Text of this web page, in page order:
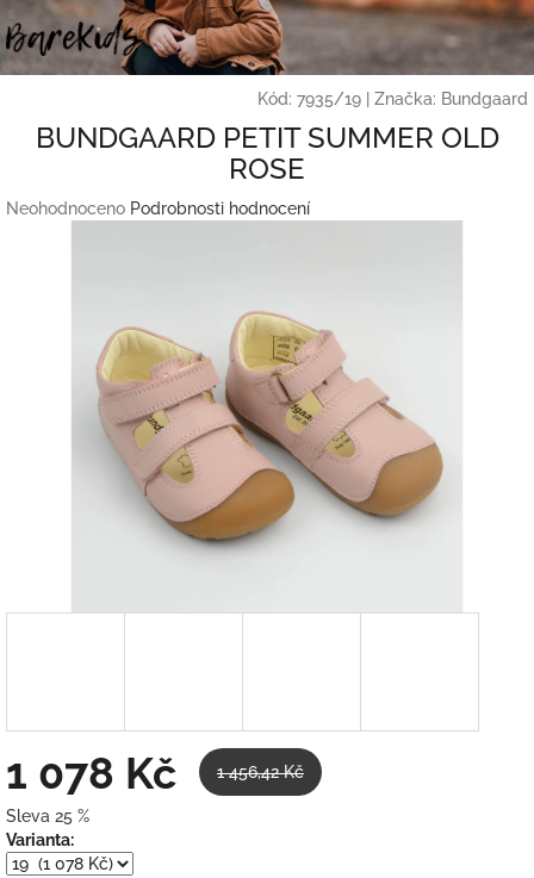
Přejít
na
obsah
Kód: 7935/19 Značka: Bundgaard
BUNDGAARD PETIT SUMMER OLD
ROSE
Průměrné
Neohodnoceno Podrobnosti hodnocení
1 078 Kč 1 456,42 Kč
Sleva 25 %
Měrná
cena:
Varianta: